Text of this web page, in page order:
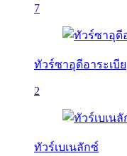
7
ทัวร์ซาอุดีอาระเบีย
2
ทัวร์เบเนลักซ์